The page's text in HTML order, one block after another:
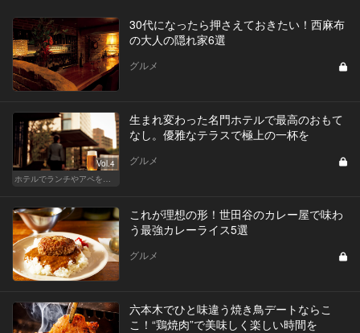
30代になったら押さえておきたい！西麻布
の大人の隠れ家6選
グルメ
Vol.4
ホテルでランチやアペを楽しもう！東京の名店へ
生まれ変わった名門ホテルで最高のおもて
なし。優雅なテラスで極上の一杯を
グルメ
これが理想の形！世田谷のカレー屋で味わ
う最強カレーライス5選
グルメ
六本木でひと味違う焼き鳥デートならこ
こ！“鶏焼肉”で美味しく楽しい時間を